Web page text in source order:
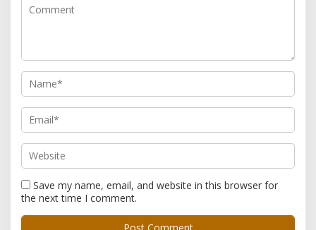
Save my name, email, and website in this browser for
the next time I comment.